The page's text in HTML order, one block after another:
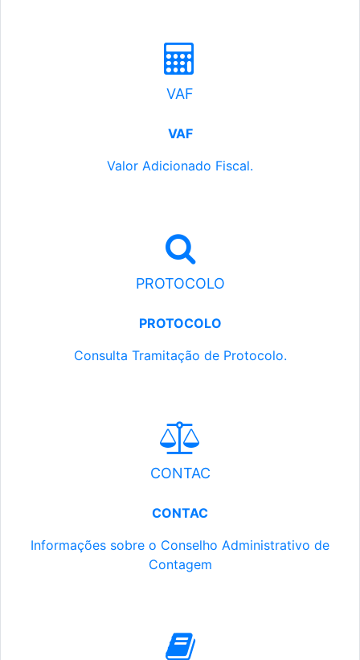
VAF
VAF
Valor Adicionado Fiscal.
PROTOCOLO
PROTOCOLO
Consulta Tramitação de Protocolo.
CONTAC
CONTAC
Informações sobre o Conselho Administrativo de
Contagem